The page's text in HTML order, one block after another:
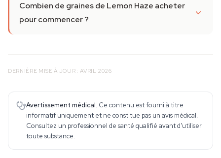
Combien de graines de Lemon Haze acheter
pour commencer ?
DERNIÈRE MISE À JOUR : AVRIL 2026
Avertissement médical. Ce contenu est fourni à titre
informatif uniquement et ne constitue pas un avis médical.
Consultez un professionnel de santé qualifié avant d'utiliser
toute substance.